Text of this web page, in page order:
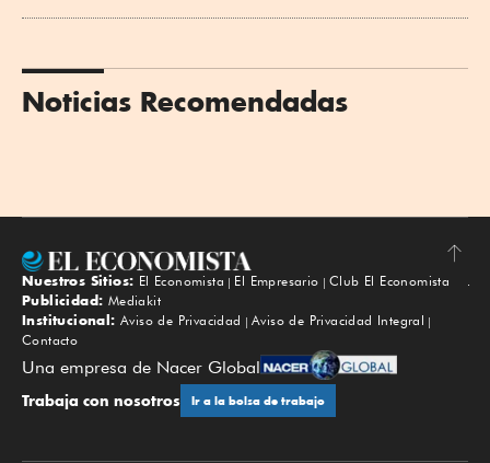
Noticias Recomendadas
Subir
Nuestros Sitios: El Economista El Empresario
Club El Economista
Publicidad: Mediakit
Institucional: Aviso de Privacidad
Aviso de Privacidad Integral
Contacto
Una empresa de Nacer Global
Trabaja con nosotros Ir a la bolsa de trabajo